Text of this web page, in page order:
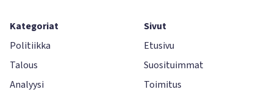
Kategoriat
Politiikka
Talous
Analyysi
Sivut
Etusivu
Suosituimmat
Toimitus